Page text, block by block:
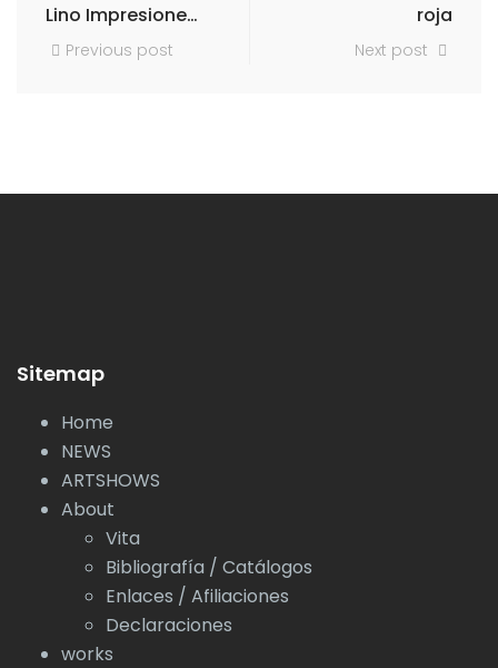
Lino Impresiones
y Frottages
Previous post
roja
Next post
Sitemap
Home
NEWS
ARTSHOWS
About
Vita
Bibliografía / Catálogos
Enlaces / Afiliaciones
Declaraciones
works